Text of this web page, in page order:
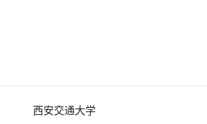
西安交通大学